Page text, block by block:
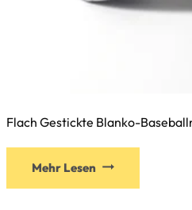
Flach Gestickte Blanko-
Mehr Lesen